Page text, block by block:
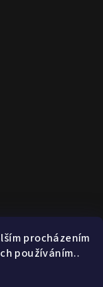
procházením
používáním..